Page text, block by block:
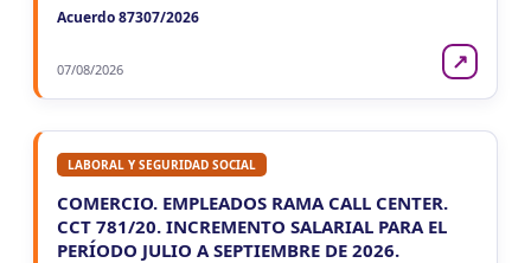
Acuerdo 87307/2026
07/08/2026 ↗
LABORAL Y SEGURIDAD SOCIAL
COMERCIO. EMPLEADOS RAMA CALL CENTER.
CCT 781/20. INCREMENTO SALARIAL PARA EL
PERÍODO JULIO A SEPTIEMBRE DE 2026.